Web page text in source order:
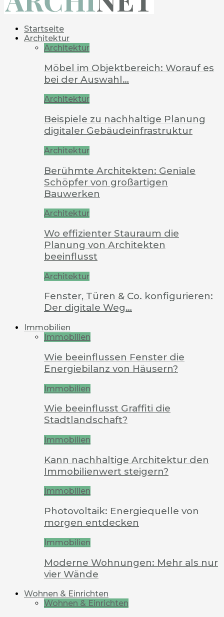
Startseite
Architektur
Architektur
Möbel im Objektbereich: Worauf es
bei der Auswahl…
Architektur
Beispiele zu nachhaltige Planung
digitaler Gebäudeinfrastruktur
Architektur
Berühmte Architekten: Geniale
Schöpfer von großartigen
Bauwerken
Architektur
Wo effizienter Stauraum die
Planung von Architekten
beeinflusst
Architektur
Fenster, Türen & Co. konfigurieren:
Der digitale Weg…
Immobilien
Immobilien
Wie beeinflussen Fenster die
Energiebilanz von Häusern?
Immobilien
Wie beeinflusst Graffiti die
Stadtlandschaft?
Immobilien
Kann nachhaltige Architektur den
Immobilienwert steigern?
Immobilien
Photovoltaik: Energiequelle von
morgen entdecken
Immobilien
Moderne Wohnungen: Mehr als nur
vier Wände
Wohnen & Einrichten
Wohnen & Einrichten